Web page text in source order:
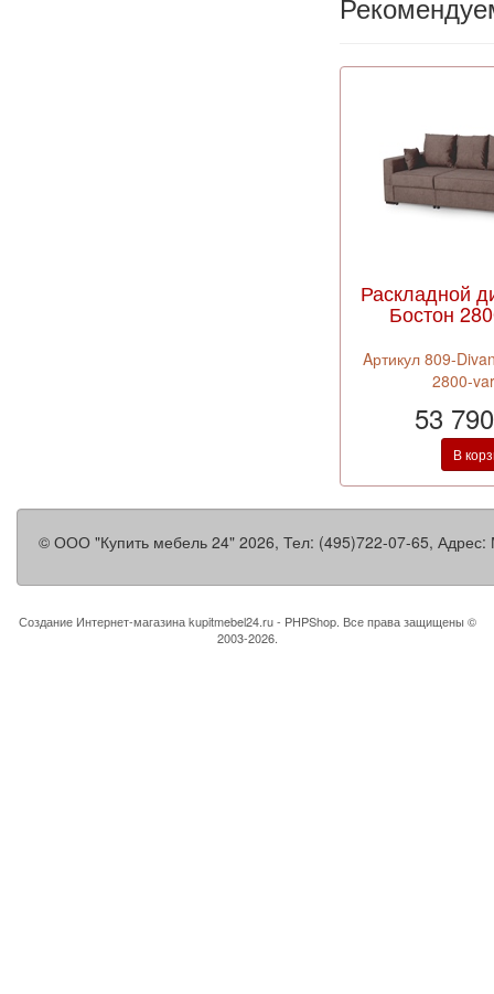
Раскладной
Бостон
Aртикул 809-
2800-
53
В
© ООО "Купить мебель 24" 2026, Тел: (495)722-07-65, Адрес:
Создание Интернет-магазинаkupitmebel24.ru - PHPShop. Все права защищены ©
2003-2026.